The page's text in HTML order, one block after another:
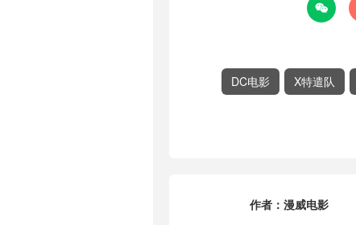

DC电影
X特遣队
作者： 漫威电影